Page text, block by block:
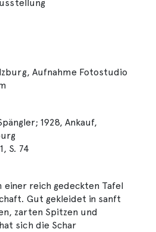
Aufnahme Fotostudio
1928, Ankauf,
S. 74
einer reich gedeckten Tafel
Gut gekleidet in sanft
zarten Spitzen und
sich die Schar